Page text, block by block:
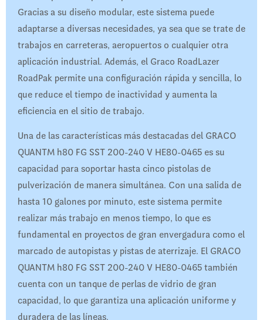
Gracias a su diseño modular, este sistema puede
adaptarse a diversas necesidades, ya sea que se trate de
trabajos en carreteras, aeropuertos o cualquier otra
aplicación industrial. Además, el Graco RoadLazer
RoadPak permite una configuración rápida y sencilla, lo
que reduce el tiempo de inactividad y aumenta la
eficiencia en el sitio de trabajo.
Una de las características más destacadas del GRACO
QUANTM h80 FG SST 200-240 V HE80-0465 es su
capacidad para soportar hasta cinco pistolas de
pulverización de manera simultánea. Con una salida de
hasta 10 galones por minuto, este sistema permite
realizar más trabajo en menos tiempo, lo que es
fundamental en proyectos de gran envergadura como el
marcado de autopistas y pistas de aterrizaje. El GRACO
QUANTM h80 FG SST 200-240 V HE80-0465 también
cuenta con un tanque de perlas de vidrio de gran
capacidad, lo que garantiza una aplicación uniforme y
duradera de las líneas.